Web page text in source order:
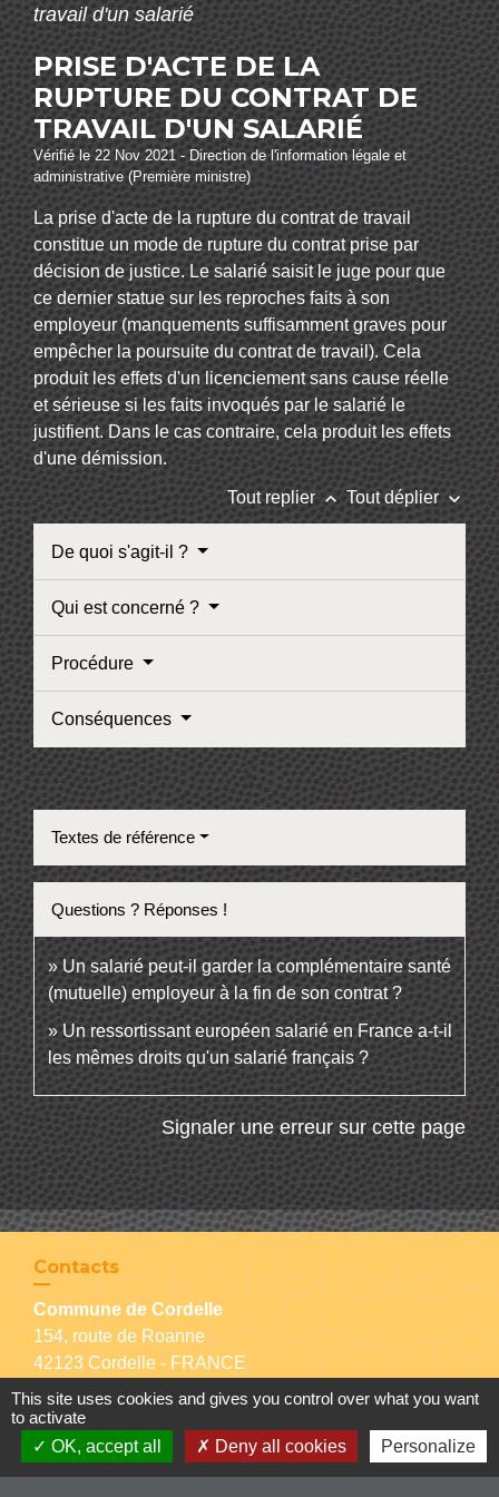
travail d'un salarié
PRISE D'ACTE DE LA
RUPTURE DU CONTRAT DE
TRAVAIL D'UN SALARIÉ
Vérifié le 22 Nov 2021 - Direction de l'information légale et
administrative (Première ministre)
La prise d'acte de la rupture du contrat de travail
constitue un mode de rupture du contrat prise par
décision de justice. Le salarié saisit le juge pour que
ce dernier statue sur les reproches faits à son
employeur (manquements suffisamment graves pour
empêcher la poursuite du contrat de travail). Cela
produit les effets d'un licenciement sans cause réelle
et sérieuse si les faits invoqués par le salarié le
justifient. Dans le cas contraire, cela produit les effets
d'une démission.
Tout replierkeyboard_arrow_up Tout déplierkeyboard_arrow_down
De quoi s'agit-il ?
Qui est concerné ?
Procédure
Conséquences
Textes de référence
Questions ? Réponses !
Un salarié peut-il garder la complémentaire santé
(mutuelle) employeur à la fin de son contrat ?
Un ressortissant européen salarié en France a-t-il
les mêmes droits qu'un salarié français ?
Signaler une erreur sur cette page
Contacts
Commune de Cordelle
154, route de Roanne
42123 Cordelle - FRANCE
+33 4 77 64 90 12
Contact par formulaire
This site uses cookies and gives you control over what you want
to activate
OK, accept all
Deny all cookies Personalize